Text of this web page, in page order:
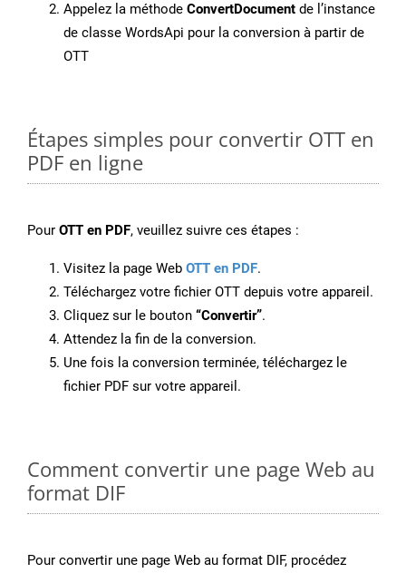
Appelez la méthode ConvertDocument de l’instance
de classe WordsApi pour la conversion à partir de
OTT
Étapes simples pour convertir OTT en
PDF en ligne
Pour OTT en PDF, veuillez suivre ces étapes :
Visitez la page Web OTT en PDF.
Téléchargez votre fichier OTT depuis votre appareil.
Cliquez sur le bouton “Convertir”.
Attendez la fin de la conversion.
Une fois la conversion terminée, téléchargez le
fichier PDF sur votre appareil.
Comment convertir une page Web au
format DIF
Pour convertir une page Web au format DIF, procédez